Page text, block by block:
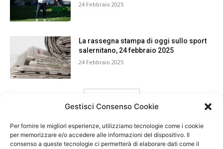
Gestisci Consenso Cookie
Per fornire le migliori esperienze, utilizziamo tecnologie come i cookie
per memorizzare e/o accedere alle informazioni del dispositivo. Il
consenso a queste tecnologie ci permetterà di elaborare dati come il
24 Febbraio 2025
La rassegna stampa di oggi sullo sport
salernitano, 24 febbraio 2025
24 Febbraio 2025